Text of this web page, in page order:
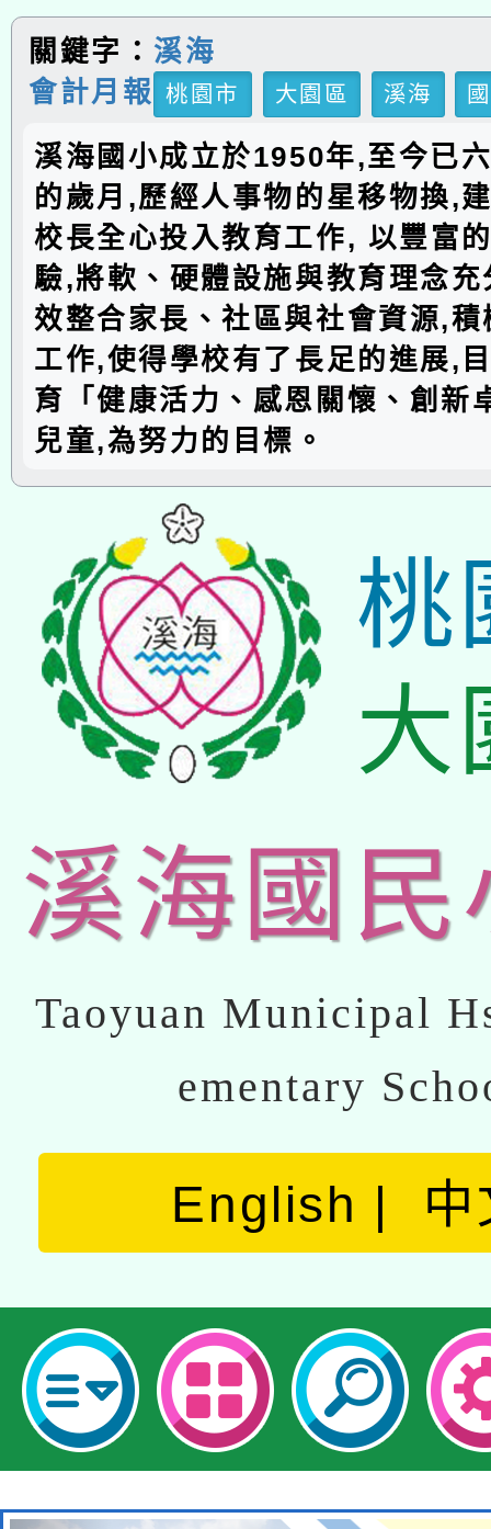
關鍵字： 溪海
會計月報
桃園市 大園區 溪海
溪海國小成立於1950年,至今已
的歲月,歷經人事物的星移物換,
校長全心投入教育工作, 以豐富
驗,將軟、硬體設施與教育理念
效整合家長、社區與社會資源,
工作,使得學校有了長足的進展,
育「健康活力、感恩關懷、創新
兒童,為努力的目標。
桃
大
溪海國民
Taoyuan Municipal
ementary
English 中